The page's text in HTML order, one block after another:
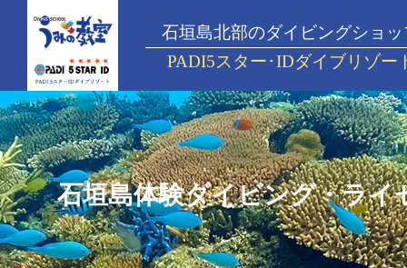
石垣島北部のダイビングショッ
PADI5スター･IDダイブリゾー
石垣島体験ダイビング・ライ